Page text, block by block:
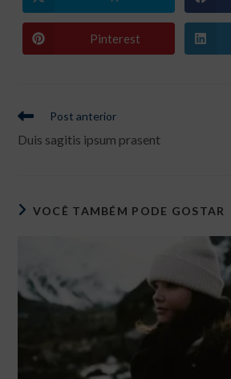
em
uma
nova
janela
Abre
em
Pinterest
Leia
artigos
Post anterior
Duis sagitis ipsum prasent
VOCÊ TAMBÉM PODE GOSTAR